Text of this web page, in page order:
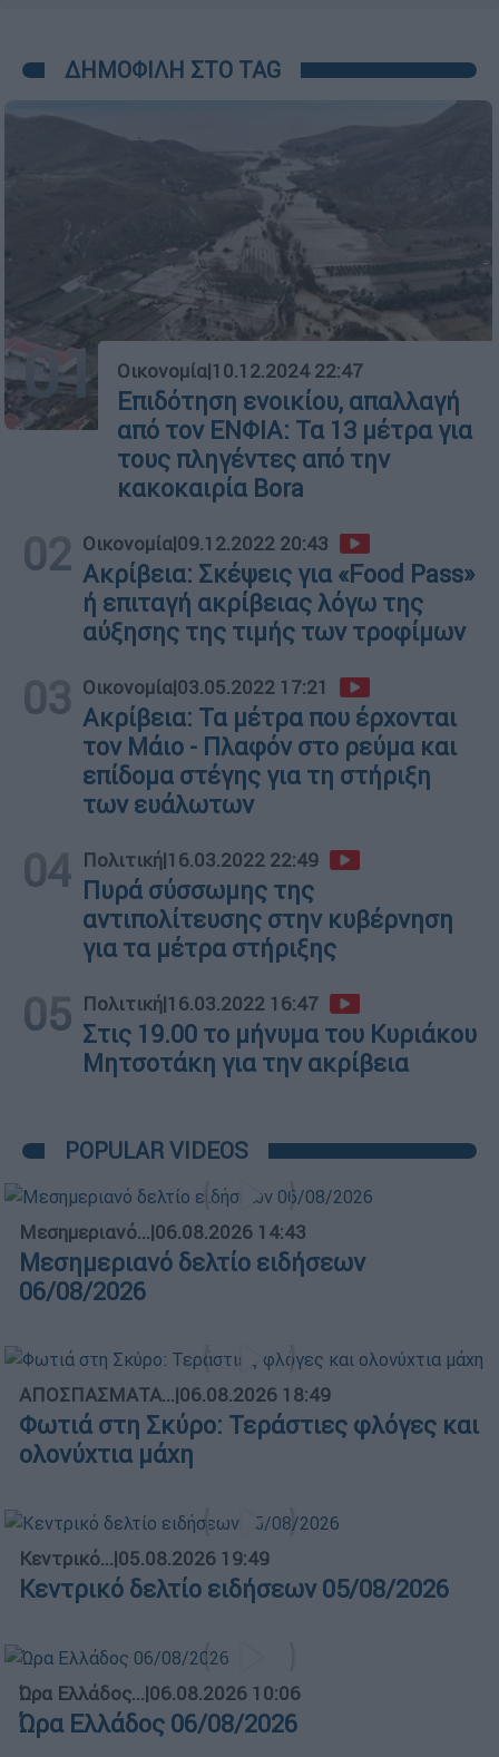
ΔΗΜΟΦΙΛΗ ΣΤΟ TAG
01 Οικονομία|10.12.2024 22:47
Επιδότηση ενοικίου, απαλλαγή
από τον ΕΝΦΙΑ: Τα 13 μέτρα για
τους πληγέντες από την
κακοκαιρία Bora
02 Οικονομία|09.12.2022 20:43
Ακρίβεια: Σκέψεις για «Food Pass»
ή επιταγή ακρίβειας λόγω της
αύξησης της τιμής των τροφίμων
03 Οικονομία|03.05.2022 17:21
Ακρίβεια: Τα μέτρα που έρχονται
τον Μάιο - Πλαφόν στο ρεύμα και
επίδομα στέγης για τη στήριξη
των ευάλωτων
04 Πολιτική|16.03.2022 22:49
Πυρά σύσσωμης της
αντιπολίτευσης στην κυβέρνηση
για τα μέτρα στήριξης
05 Πολιτική|16.03.2022 16:47
Στις 19.00 το μήνυμα του Κυριάκου
Μητσοτάκη για την ακρίβεια
POPULAR VIDEOS
Μεσημεριανό...|06.08.2026 14:43
Μεσημεριανό δελτίο ειδήσεων
06/08/2026
ΑΠΟΣΠΑΣΜΑΤΑ...|06.08.2026 18:49
Φωτιά στη Σκύρο: Τεράστιες φλόγες και
ολονύχτια μάχη
Κεντρικό...|05.08.2026 19:49
Κεντρικό δελτίο ειδήσεων 05/08/2026
Ώρα Ελλάδος...|06.08.2026 10:06
Ώρα Ελλάδος 06/08/2026